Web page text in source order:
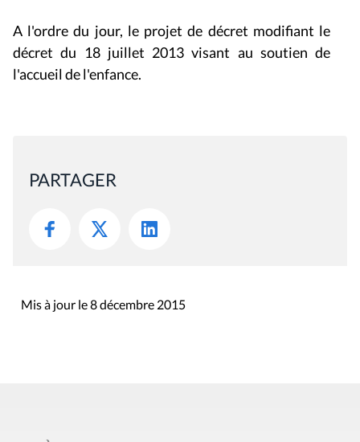
A l'ordre du jour, le projet de décret modifiant le
décret du 18 juillet 2013 visant au soutien de
l'accueil de l'enfance.
PARTAGER
Mis à jour le 8 décembre 2015